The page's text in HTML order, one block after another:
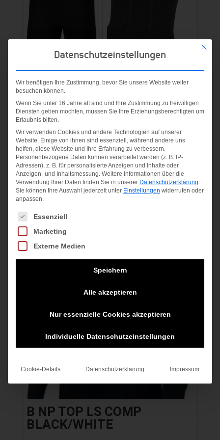
M NP
SHORT
schwarz
25,00€
inkl. MwSt.
zzgl.Versandkosten
NIKE
CUSHION
BLACK/WHITE
17,99€
inkl. MwSt.
zzgl. Versandkosten
Angebot!
B NP TOP LS COMP
BLACK/WHITE
Mit
Datenschutzeinstellungen
Wir benötigen Ihre Zustimmung, bevor Sie unsere Website weiter
besuchen können.
Wenn Sie unter 16 Jahre alt sind und Ihre Zustimmung zu freiwilligen
Diensten geben möchten, müssen Sie Ihre Erziehungsberechtigten um
Erlaubnis bitten.
Wir verwenden Cookies und andere Technologien auf unserer
Website. Einige von ihnen sind essenziell, während andere uns
helfen, diese Website und Ihre Erfahrung zu verbessern.
Personenbezogene Daten können verarbeitet werden (z. B. IP-
Adressen), z. B. für personalisierte Anzeigen und Inhalte oder
Anzeigen- und Inhaltsmessung. Weitere Informationen über die
Verwendung Ihrer Daten finden Sie in unserer Datenschutzerklärung.
Sie können Ihre Auswahl jederzeit unter Einstellungen widerrufen oder
anpassen.
Es folgt eine Liste der Service-Gruppen, für die eine
Essenziell
Marketing
Externe Medien
Speichern
Alle akzeptieren
Nur essenzielle Cookies akzeptieren
Individuelle Datenschutzeinstellungen
Cookie-Details Datenschutzerklärung Impressum